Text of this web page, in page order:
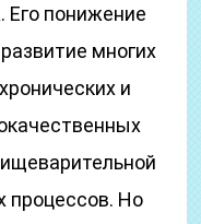
. Его понижение
многих
и
процессов. Но